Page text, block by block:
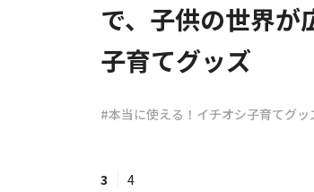
で、子供の世界
子育てグッズ
#本当に使える！イチオシ子育てグッ
3 4